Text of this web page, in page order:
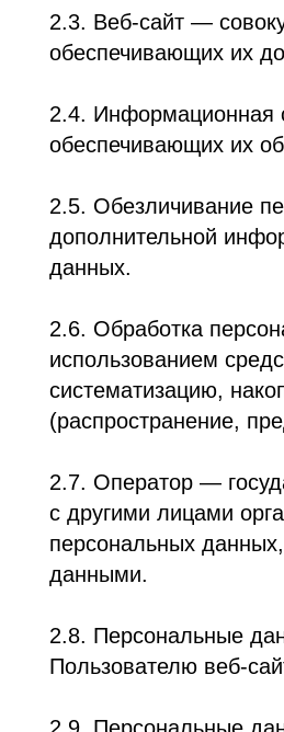
обеспечивающих их
дополнительной
данных.
2.6. Обработка
использованием
систематизацию,
(распространение,
2.7. Оператор —
с другими лицами
персональных данных,
данными.
2.8. Персональные
Пользователю веб-
2.9. Персональные
неограниченного круга
персональных данных